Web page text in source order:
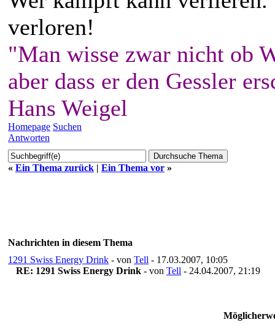
verloren!
"Man wisse zwar nicht ob
aber dass er den Gessler
Hans Weigel
Homepage Suchen
Antworten
« Ein Thema zurück | Ein Thema vor »
Nachrichten in diesem Thema
1291 Swiss Energy Drink - von Tell - 17.03.2007, 10:05
RE: 1291 Swiss Energy Drink - von Tell - 24.04.2007, 21:19